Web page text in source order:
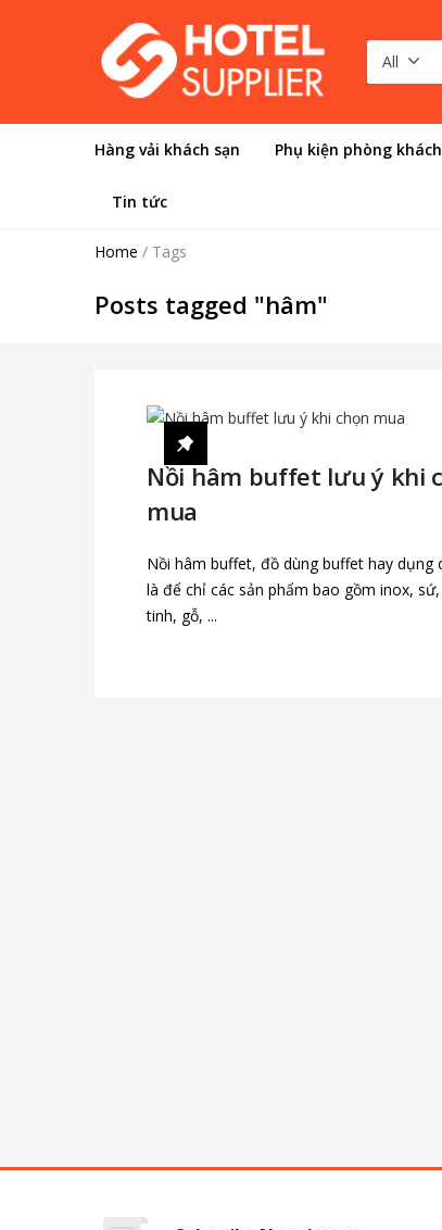
All
Hàng vải khách sạn Phụ kiện phòng khách
Tin tức
Home / Tags
Posts tagged "hâm"
Nồi hâm buffet lưu ý khi
mua
Nồi hâm buffet, đồ dùng buffet hay dụng
là để chỉ các sản phẩm bao gồm inox,
tinh, gỗ, ...